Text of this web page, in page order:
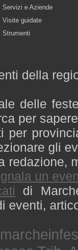
Servizi e Aziende
Visite guidate
Strumenti
della
delle
per
per
gli
redazione,
un
di
eventi,